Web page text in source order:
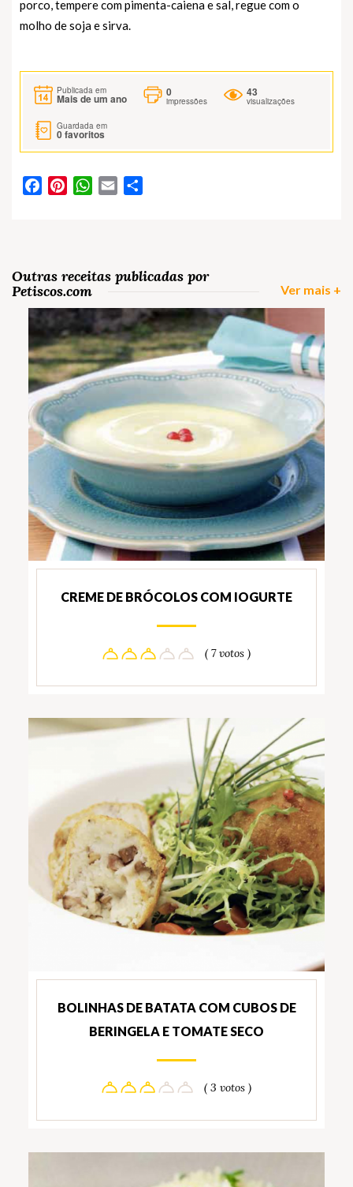
porco, tempere com pimenta-caiena e sal, regue com o
molho de soja e sirva.
Publicada em
Mais de um ano
0
impressões
43
visualizações
Guardada em
0favoritos
FacebookPinterestWhatsApp
Email
Outras receitas publicadas por
Petiscos.com
Ver mais +
CREME DE BRÓCOLOS COM IOGURTE
( 7 votos )
BOLINHAS DE BATATA COM CUBOS DE
BERINGELA E TOMATE SECO
( 3 votos )